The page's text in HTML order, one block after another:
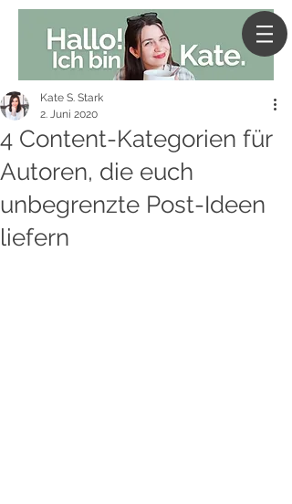
4 Content-Kategorien für
Autoren, die euch
unbegrenzte Post-Ideen
liefern
Kate S. Stark
2. Juni 2020